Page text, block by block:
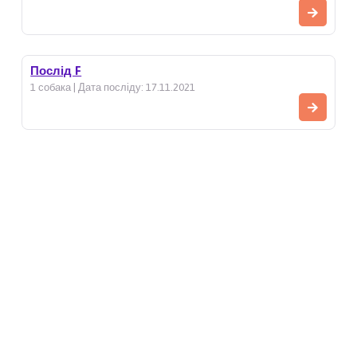
Послід F
1 собака | Дата посліду: 17.11.2021